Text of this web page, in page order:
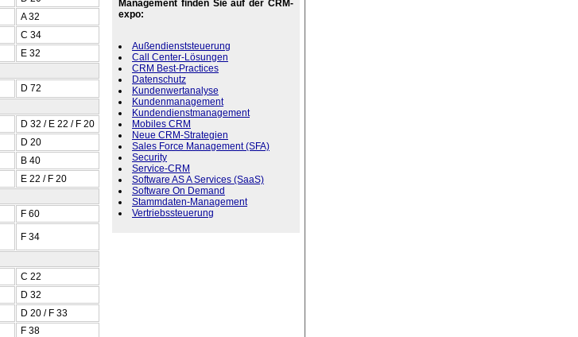
A 32
C 34
E 32
D 72
D 32 / E 22 / F 20
D 20
B 40
E 22 / F 20
F 60
F 34
C 22
D 32
D 20 / F 33
F 38
Management finden Sie auf der CRM-
expo:
Außendienststeuerung
Call Center-Lösungen
CRM Best-Practices
Datenschutz
Kundenwertanalyse
Kundenmanagement
Kundendienstmanagement
Mobiles CRM
Neue CRM-Strategien
Sales Force Management (SFA)
Security
Service-CRM
Software AS A Services (SaaS)
Software On Demand
Stammdaten-Management
Vertriebssteuerung